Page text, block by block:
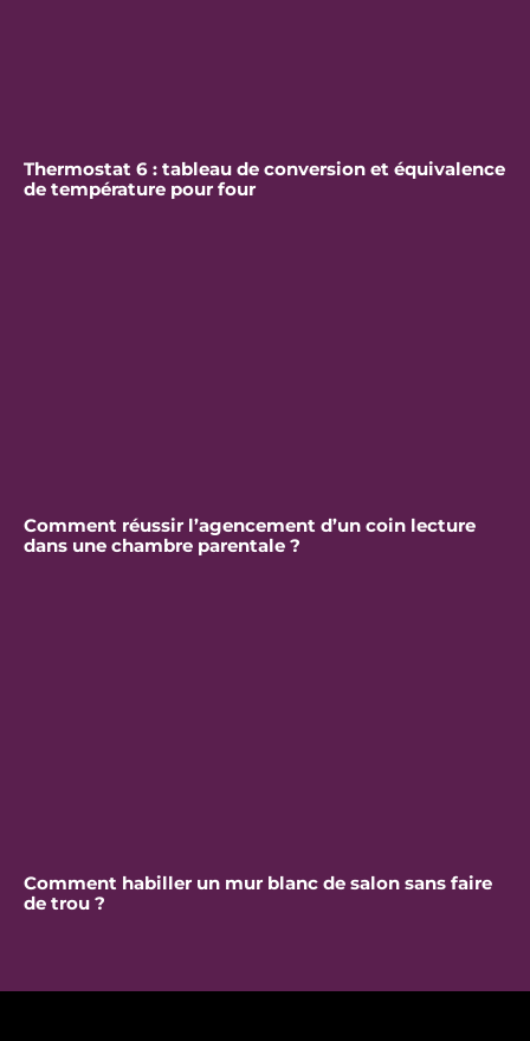
Thermostat 6 : tableau de conversion et équivalence
de température pour four
Comment réussir l’agencement d’un coin lecture
dans une chambre parentale ?
Comment habiller un mur blanc de salon sans faire
de trou ?